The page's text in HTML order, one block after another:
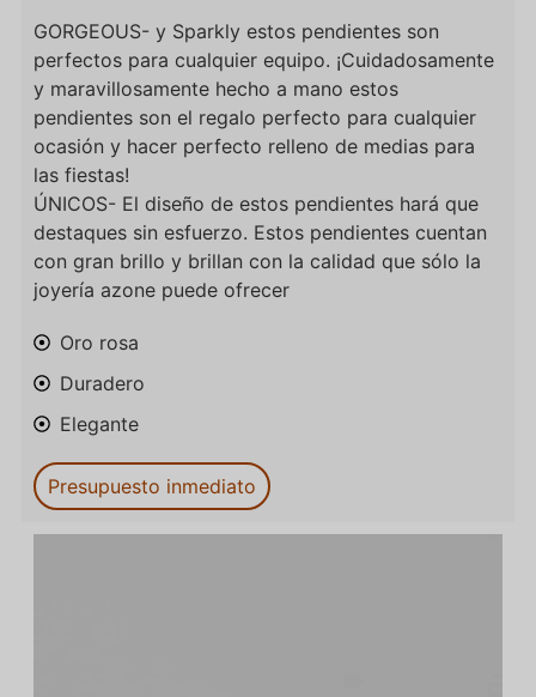
GORGEOUS- y Sparkly estos pendientes son
perfectos para cualquier equipo. ¡Cuidadosamente
y maravillosamente hecho a mano estos
pendientes son el regalo perfecto para cualquier
ocasión y hacer perfecto relleno de medias para
las fiestas!
ÚNICOS- El diseño de estos pendientes hará que
destaques sin esfuerzo. Estos pendientes cuentan
con gran brillo y brillan con la calidad que sólo la
joyería azone puede ofrecer
Oro rosa
Duradero
Elegante
Presupuesto inmediato